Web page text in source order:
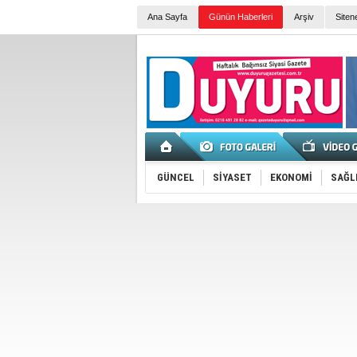
Ana Sayfa Günün Haberleri Arşiv
GÜNCEL SİYASET EKONOMİ